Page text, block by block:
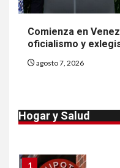
Comienza en
oficialismo y
agosto 7, 2026
Hogar y Salud
Más
por
1